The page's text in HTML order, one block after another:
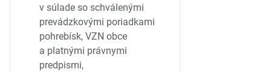
v súlade so schválenými
prevádzkovými poriadkami
pohrebísk, VZN obce
a platnými právnymi
predpismi,